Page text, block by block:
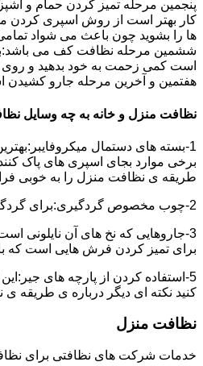
پنجمین مرحله تمیز کردن حمام و
کار بهتر است از روش اسپری کردن
ها را بشوید چون باعث می شواد
ششمین مرحله نظافت کف می
است کمی زحمت به خود بدهید و روی
هفتمین و آخرین مرحله جارو کشیدن
نظافت منزل و خانه به چه وسایل
1-بسته های دستمال
برخی موارد بجای اسپری های پاک
طریقه ی نظافت منزل را به خوبی
2-چوب مخصوص گردگیری:برای گردگیری کردن گوشه های بلند و کناره هایی که دسترسی به آن سخت است استفاده می شود بهتر از در سر این چوب یک دستمال میکروفایبر وصل کنید.
3-جاروهایی که نخ های آن نایلونی
برای تمیز کردن فرش هایی است که
5-استفاده کردن از پارچه های
کنید نکته ای دیگر درباره ی طریقه
نظافت منزل
خدمات شرکت های نظافتی برای